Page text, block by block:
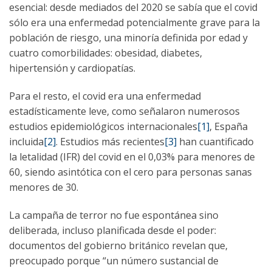
esencial: desde mediados del 2020 se sabía que el covid
sólo era una enfermedad potencialmente grave para la
población de riesgo, una minoría definida por edad y
cuatro comorbilidades: obesidad, diabetes,
hipertensión y cardiopatías.
Para el resto, el covid era una enfermedad
estadísticamente leve, como señalaron numerosos
estudios epidemiológicos internacionales[1], España
incluida[2]. Estudios más recientes[3] han cuantificado
la letalidad (IFR) del covid en el 0,03% para menores de
60, siendo asintótica con el cero para personas sanas
menores de 30.
La campaña de terror no fue espontánea sino
deliberada, incluso planificada desde el poder:
documentos del gobierno británico revelan que,
preocupado porque “un número sustancial de